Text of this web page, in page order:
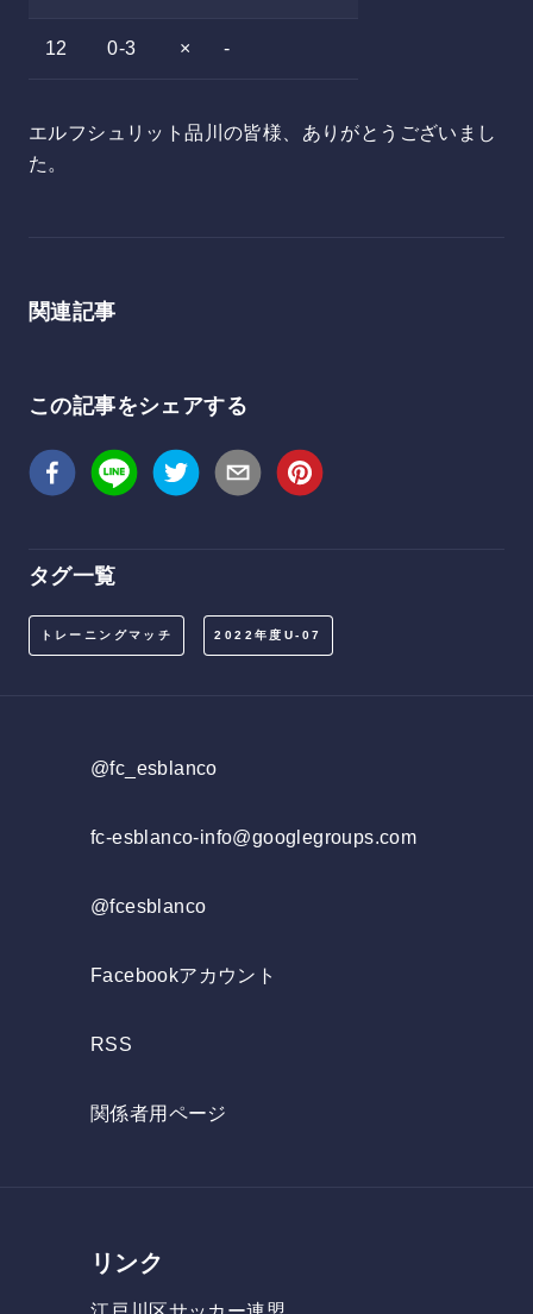
12 0-3 × -
エルフシュリット品川の皆様、ありがとうございまし
た。
関連記事
この記事をシェアする
タグ一覧
トレーニングマッチ 2022年度U-07
@fc_esblanco
fc-esblanco-info@googlegroups.com
@fcesblanco
Facebookアカウント
RSS
関係者用ページ
リンク